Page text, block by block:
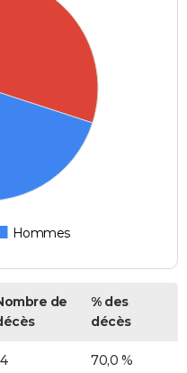
Hommes
de
% des
décès
70,0 %